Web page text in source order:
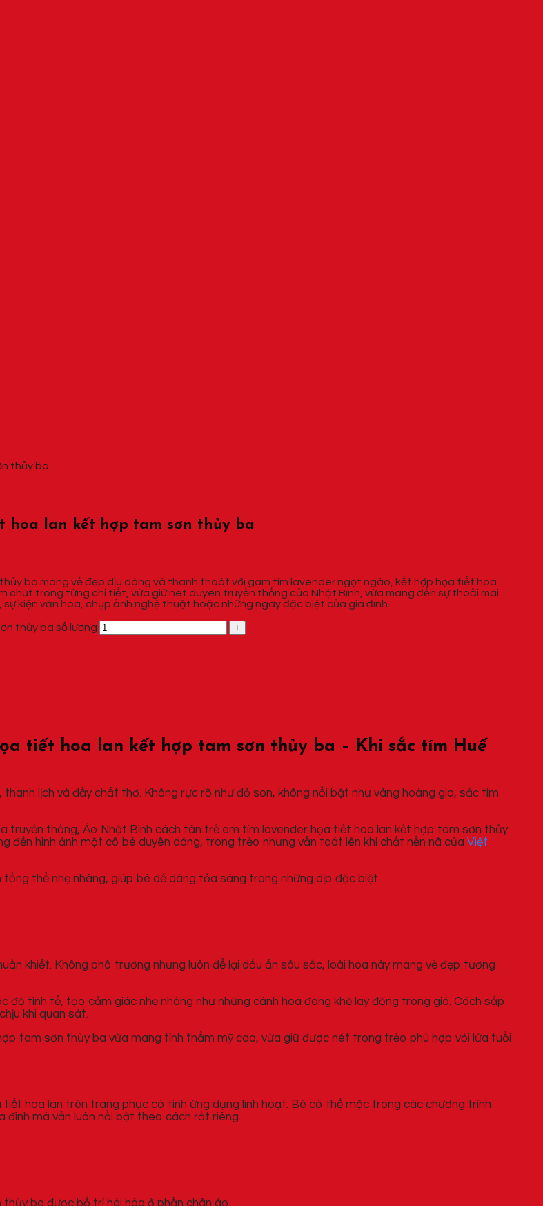
hoa lan kết hợp tam sơn thủy ba
ba mang vẻ đẹp dịu dàng và thanh thoát với gam tím lavender ngọt ngào, kết hợp họa tiết hoa
chút trong từng chi tiết, vừa giữ nét duyên truyền thống của Nhật Bình, vừa mang đến sự thoải mái
kiện văn hóa, chụp ảnh nghệ thuật hoặc những ngày đặc biệt của gia đình.
thủy ba số lượng
tiết hoa lan kết hợp tam sơn thủy ba – Khi sắc tím Huế
lịch và đầy chất thơ. Không rực rỡ như đỏ son, không nổi bật như vàng hoàng gia, sắc tím
truyền thống, Áo Nhật Bình cách tân trẻ em tím lavender họa tiết hoa lan kết hợp tam sơn thủy
đến hình ảnh một cô bé duyên dáng, trong trẻo nhưng vẫn toát lên khí chất nền nã của Việt
thể nhẹ nhàng, giúp bé dễ dàng tỏa sáng trong những dịp đặc biệt.
khiết. Không phô trương nhưng luôn để lại dấu ấn sâu sắc, loài hoa này mang vẻ đẹp tương
tinh tế, tạo cảm giác nhẹ nhàng như những cánh hoa đang khẽ lay động trong gió. Cách sắp
khi quan sát.
tam sơn thủy ba vừa mang tính thẩm mỹ cao, vừa giữ được nét trong trẻo phù hợp với lứa tuổi
hoa lan trên trang phục có tính ứng dụng linh hoạt. Bé có thể mặc trong các chương trình
đình mà vẫn luôn nổi bật theo cách rất riêng.
ba được bố trí hài hòa ở phần chân áo.